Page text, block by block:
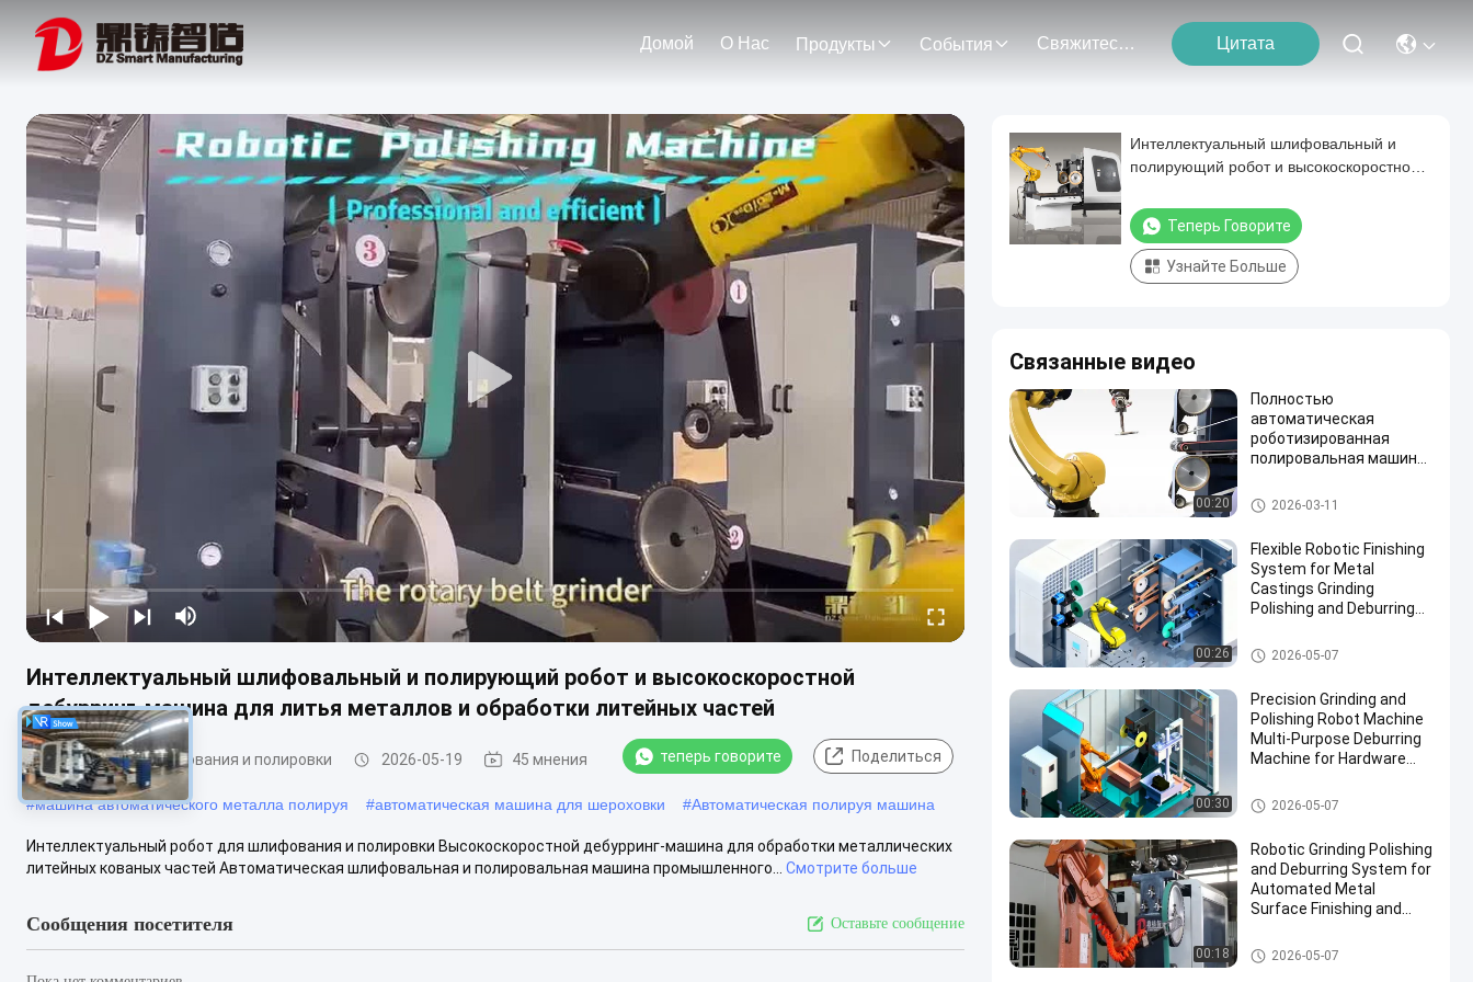
Домой О Нас Продукты События Свяжитесь С Нами Цитата
Интеллектуальный шлифовальный и полирующий робот и высокоскоростной
дебурринг-машина для литья металлов и обработки литейных частей
Машины для шлифования и полировки 2026-05-19 45 мнения теперь говорите Поделиться
#машина автоматического металла полируя #автоматическая машина для шероховки #Автоматическая полируя машина
Интеллектуальный робот для шлифования и полировки Высокоскоростной дебурринг-машина для обработки металлических
литейных кованых частей Автоматическая шлифовальная и полировальная машина промышленного...
Смотрите больше
Сообщения посетителя Оставьте сообщение
Интеллектуальный шлифовальный и
полирующий робот и высокоскоростной
обработки литейных частей
Теперь Говорите
Узнайте Больше
Связанные видео
00:20
Полностью
автоматическая
роботизированная
полировальная машина
зеркальной полировки
металлических
Робот дебурринг шлифовка и
полировка машина
2026-03-11
00:26
Flexible Robotic Finishing
System for Metal
Castings Grinding
Polishing and Deburring
Машины для шлифования и
полировки
2026-05-07
00:30
Precision Grinding and
Polishing Robot Machine
Multi-Purpose Deburring
Machine for Hardware
Manufacturing
Машины для шлифования и
полировки
2026-05-07
00:18
Robotic Grinding Polishing
and Deburring System for
Automated Metal
Surface Finishing and
Машины для шлифования и
полировки
2026-05-07